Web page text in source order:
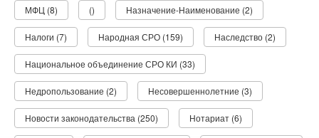
МФЦ (8) () Назначение-Наименование (2)
Налоги (7) Народная СРО (159) Наследство (2)
Национальное объединение СРО КИ (33)
Недропользование (2) Несовершеннолетние (3)
Новости законодательства (250) Нотариат (6)